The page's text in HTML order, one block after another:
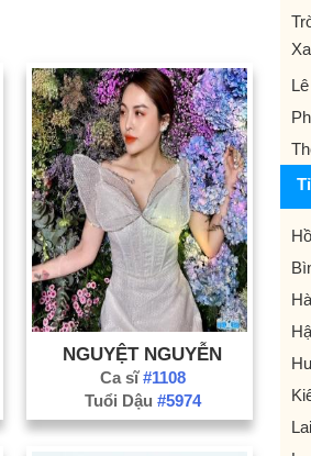
NGUYỆT NGUYỄN
Ca sĩ#1108
Tuổi Dậu #5974